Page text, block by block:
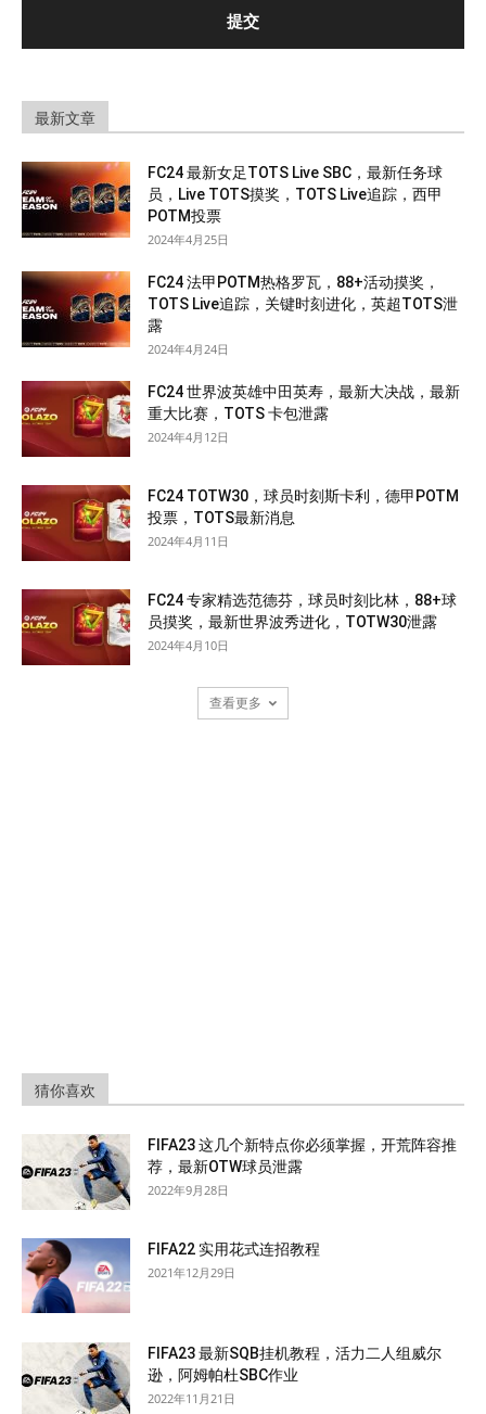
最新文章
FC24 最新女足TOTS Live SBC，最新任务球
员，Live TOTS摸奖，TOTS Live追踪，西甲
POTM投票
2024年4月25日
FC24 法甲POTM热格罗瓦，88+活动摸奖，
TOTS Live追踪，关键时刻进化，英超TOTS泄
露
2024年4月24日
FC24 世界波英雄中田英寿，最新大决战，最新
重大比赛，TOTS 卡包泄露
2024年4月12日
FC24 TOTW30，球员时刻斯卡利，德甲POTM
投票，TOTS最新消息
2024年4月11日
FC24 专家精选范德芬，球员时刻比林，88+球
员摸奖，最新世界波秀进化，TOTW30泄露
2024年4月10日
查看更多
猜你喜欢
FIFA23 这几个新特点你必须掌握，开荒阵容推
荐，最新OTW球员泄露
2022年9月28日
FIFA22 实用花式连招教程
2021年12月29日
FIFA23 最新SQB挂机教程，活力二人组威尔
逊，阿姆帕杜SBC作业
2022年11月21日